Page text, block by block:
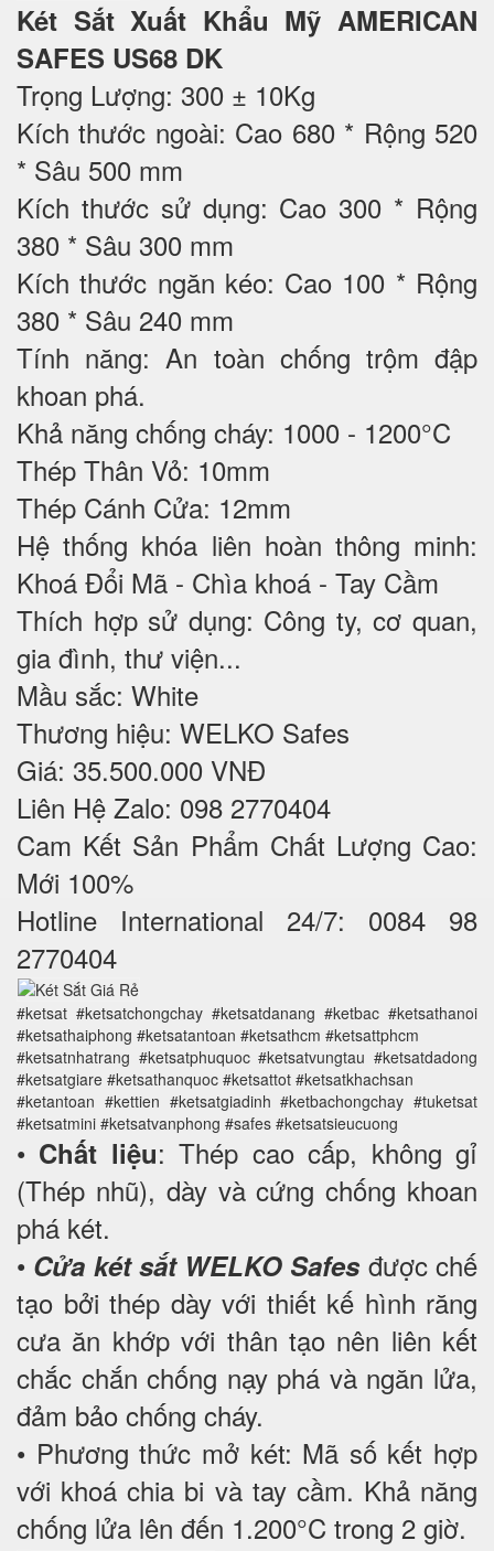
Két Sắt Xuất Khẩu Mỹ AMERICAN
SAFES US68 DK
Trọng Lượng: 300 ± 10Kg
Kích thước ngoài: Cao 680 * Rộng 520
* Sâu 500 mm
Kích thước sử dụng: Cao 300 * Rộng
380 * Sâu 300 mm
Kích thước ngăn kéo: Cao 100 * Rộng
380 * Sâu 240 mm
Tính năng: An toàn chống trộm đập
khoan phá.
Khả năng chống cháy: 1000 - 1200°C
Thép Thân Vỏ: 10mm
Thép Cánh Cửa: 12mm
Hệ thống khóa liên hoàn thông minh:
Khoá Đổi Mã - Chìa khoá - Tay Cầm
Thích hợp sử dụng: Công ty, cơ quan,
gia đình, thư viện...
Mầu sắc: White
Thương hiệu: WELKO Safes
Giá: 35.500.000 VNĐ
Liên Hệ Zalo: 098 2770404
Cam Kết Sản Phẩm Chất Lượng Cao:
Mới 100%
Hotline International 24/7: 0084 98
2770404
#ketsat #ketsatchongchay #ketsatdanang #ketbac #ketsathanoi
#ketsathaiphong #ketsatantoan #ketsathcm #ketsattphcm
#ketsatnhatrang #ketsatphuquoc #ketsatvungtau #ketsatdadong
#ketsatgiare #ketsathanquoc #ketsattot #ketsatkhachsan
#ketantoan #kettien #ketsatgiadinh #ketbachongchay #tuketsat
#ketsatmini #ketsatvanphong #safes #ketsatsieucuong
• Chất liệu: Thép cao cấp, không gỉ
(Thép nhũ), dày và cứng chống khoan
phá két.
• Cửa két sắt WELKO Safesđược chế
tạo bởi thép dày với thiết kế hình răng
cưa ăn khớp với thân tạo nên liên kết
chắc chắn chống nạy phá và ngăn lửa,
đảm bảo chống cháy.
• Phương thức mở két: Mã số kết hợp
với khoá chia bi và tay cầm. Khả năng
chống lửa lên đến 1.200°C trong 2 giờ.